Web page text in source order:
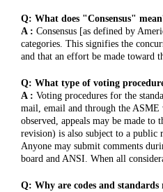
Q: What does "Consensus"
A : Consensus [as defined by
categories. This signifies the
and that an effort be made toward
Q: What type of voting
A : Voting procedures for the
mail, email and through the ASME
observed, appeals may be made to
revision) is also subject to a public
Anyone may submit comments
board and ANSI. When all
Q: Why are codes and standards